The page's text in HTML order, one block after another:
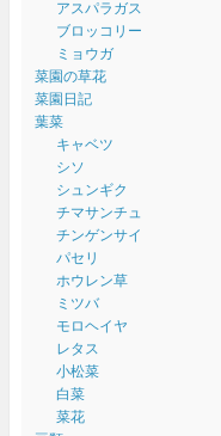
アスパラガス
ブロッコリー
ミョウガ
菜園の草花
菜園日記
葉菜
キャベツ
シソ
シュンギク
チマサンチュ
チンゲンサイ
パセリ
ホウレン草
ミツバ
モロヘイヤ
レタス
小松菜
白菜
菜花